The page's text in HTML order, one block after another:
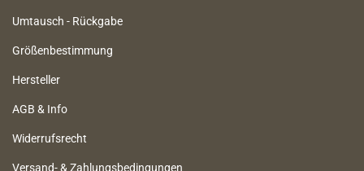
Umtausch - Rückgabe
Größenbestimmung
Hersteller
AGB & Info
Widerrufsrecht
Versand- & Zahlungsbedingungen